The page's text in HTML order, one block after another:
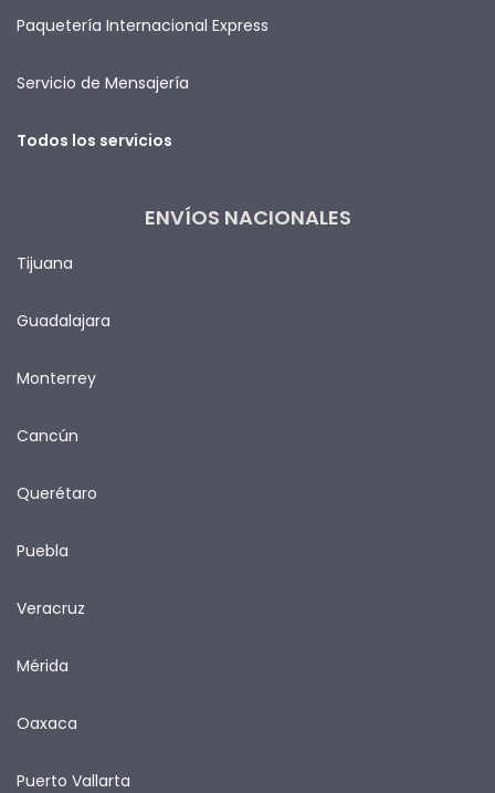
Paquetería Internacional Express
Servicio de Mensajería
Todos los servicios
ENVÍOS NACIONALES
Tijuana
Guadalajara
Monterrey
Cancún
Querétaro
Puebla
Veracruz
Mérida
Oaxaca
Puerto Vallarta